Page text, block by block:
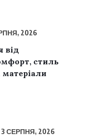
2026
від
стиль
матеріали
3 СЕРПНЯ, 2026